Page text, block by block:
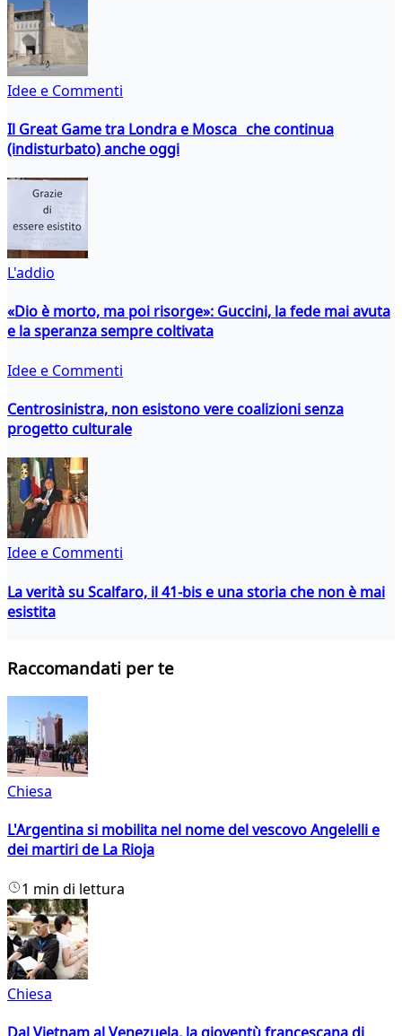
Idee e Commenti
Il Great Game tra Londra e Mosca che continua
(indisturbato) anche oggi
L'addio
«Dio è morto, ma poi risorge»: Guccini, la fede mai avuta
e la speranza sempre coltivata
Idee e Commenti
Centrosinistra, non esistono vere coalizioni senza
progetto culturale
Idee e Commenti
La verità su Scalfaro, il 41-bis e una storia che non è mai
esistita
Raccomandati per te
Chiesa
L'Argentina si mobilita nel nome del vescovo Angelelli e
dei martiri de La Rioja
1 min di lettura
Chiesa